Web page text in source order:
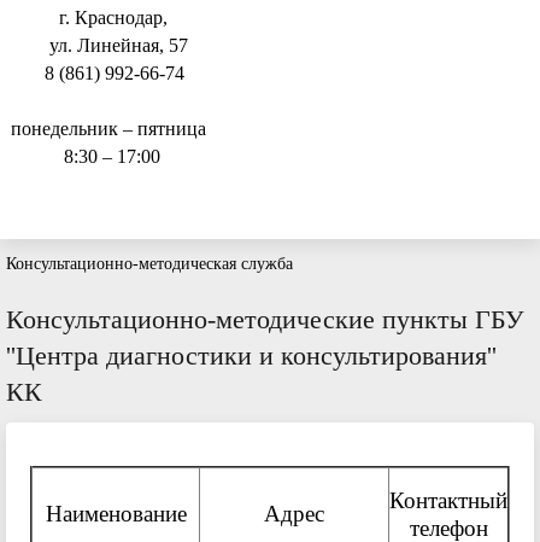
г. Краснодар,
ул. Линейная, 57
8 (861) 992-66-74
понедельник – пятница
8:30 – 17:00
Консультационно-методическая служба
Консультационно-методические пункты ГБУ
''Центра диагностики и консультирования''
КК
Наименование Адрес
Контактный
телефон